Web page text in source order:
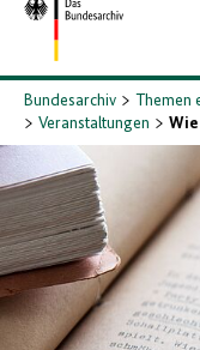
Zur
Startseite
Bundesarchiv Themen
Veranstaltungen
Wie